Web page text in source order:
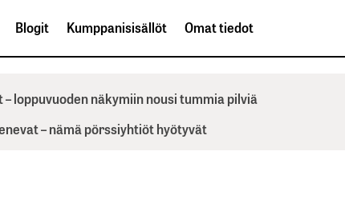
Blogit Kumppanisisällöt Omat tiedot
loppuvuoden näkymiin nousi tummia pilviä
– nämä pörssiyhtiöt hyötyvät